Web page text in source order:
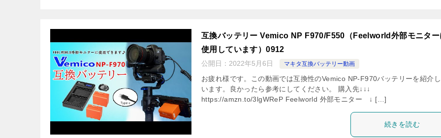
互換バッテリー Vemico NP F970/F550（Feelworld外部モニター
使用しています）0912
公開日： 2022年5月6日 マキタ互換バッテリー動画
お疲れ様です。この動画では互換性のVemico NP-F970バッテリーを紹介
います。良かったら参考にしてください。 購入先↓↓↓
https://amzn.to/3lgWReP Feelworld 外部モニター ↓ […]
続きを読む